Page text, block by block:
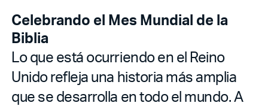
Celebrando el Mes Mundial de la
Biblia
Lo que está ocurriendo en el Reino
Unido refleja una historia más amplia
que se desarrolla en todo el mundo. A